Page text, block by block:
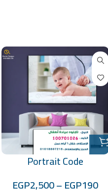
Portrait Code
EGP190
–
EGP2,500